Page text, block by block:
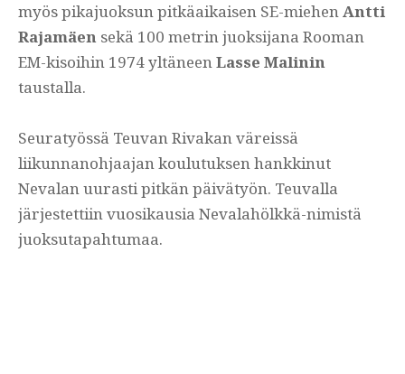
myös pikajuoksun pitkäaikaisen SE-miehenAntti
Rajamäen sekä 100 metrin juoksijana Rooman
EM-kisoihin 1974 yltäneenLasse Malinin
taustalla.
Seuratyössä Teuvan Rivakan väreissä
liikunnanohjaajan koulutuksen hankkinut
Nevalan uurasti pitkän päivätyön. Teuvalla
järjestettiin vuosikausia Nevalahölkkä-nimistä
juoksutapahtumaa.